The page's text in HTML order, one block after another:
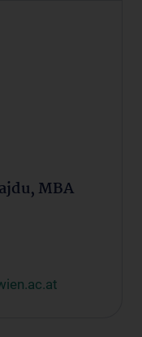
MBA